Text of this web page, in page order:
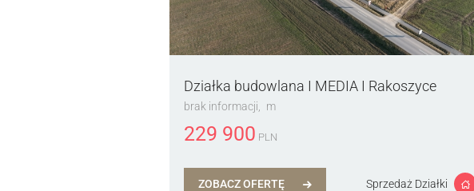
Działka budowlana I MEDIA I Rakoszyce
brak informacji m
229 900 PLN
ZOBACZ OFERTĘ Sprzedaż Działki